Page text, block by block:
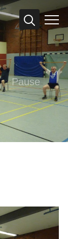
Info
Pause